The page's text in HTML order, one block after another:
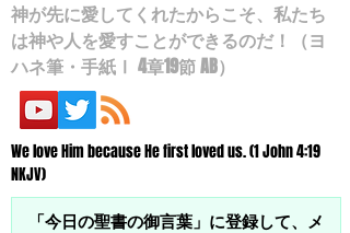
神が先に愛してくれたからこそ、私たち
は神や人を愛すことができるのだ！（ヨ
ハネ筆・手紙Ⅰ 4章19節 AB）
We love Him because He first loved us. (1 John 4:19
NKJV)
「今日の聖書の御言葉」に登録して、メ